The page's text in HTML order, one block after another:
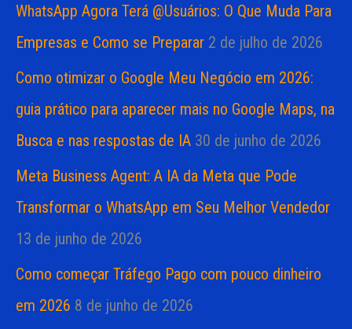
WhatsApp Agora Terá @Usuários: O Que Muda Para
Empresas e Como se Preparar 2 de julho de 2026
Como otimizar o Google Meu Negócio em 2026:
guia prático para aparecer mais no Google Maps, na
Busca e nas respostas de IA 30 de junho de 2026
Meta Business Agent: A IA da Meta que Pode
Transformar o WhatsApp em Seu Melhor Vendedor
13 de junho de 2026
Como começar Tráfego Pago com pouco dinheiro
em 2026 8 de junho de 2026